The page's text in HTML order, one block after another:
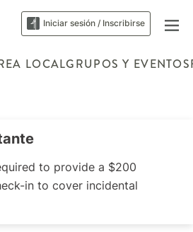
Iniciar sesión / Inscribirse
LOCALGRUPOS Y EVENTOS
to provide a $200
in to cover incidental